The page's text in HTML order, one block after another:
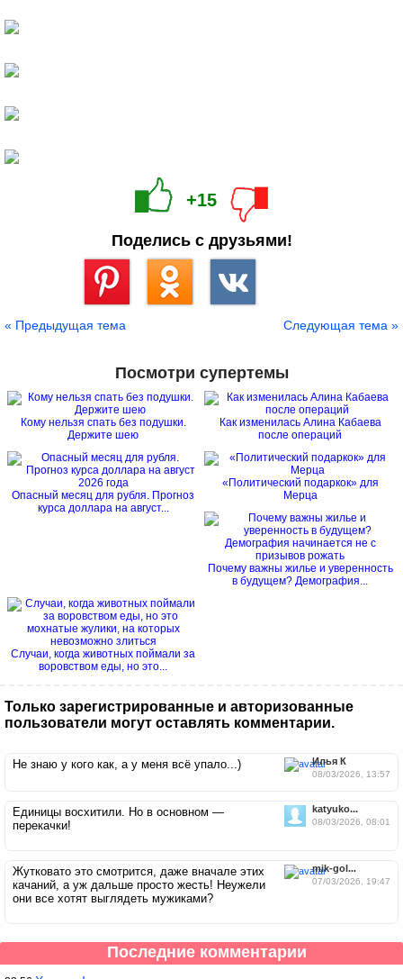
+15
Поделись с друзьями!
« Предыдущая тема Следующая тема »
Посмотри супертемы
Кому нельзя спать без подушки.
Держите шею
Как изменилась Алина Кабаева
после операций
Опасный месяц для рубля. Прогноз
курса доллара на август...
«Политический подаркок» для
Мерца
Почему важны жилье и уверенность
в будущем? Демография...
Случаи, когда животных поймали за
воровством еды, но это...
Только зарегистрированные и авторизованные
пользователи могут оставлять комментарии.
Илья К
08/03/2026, 13:57
Не знаю у кого как, а у меня всё упало...)
katyuko...
08/03/2026, 08:01
Единицы восхитили. Но в основном —
перекачки!
mik-gol...
07/03/2026, 19:47
Жутковато это смотрится, даже вначале этих
качаний, а уж дальше просто жесть! Неужели
они все хотят выглядеть мужиками?
Последние комментарии